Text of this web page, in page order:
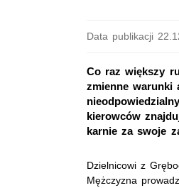
Data publikacji
Co raz większy
zmienne warunki
kierowców
karnie za swoje
Dzielnicowi z
Mężczyzna